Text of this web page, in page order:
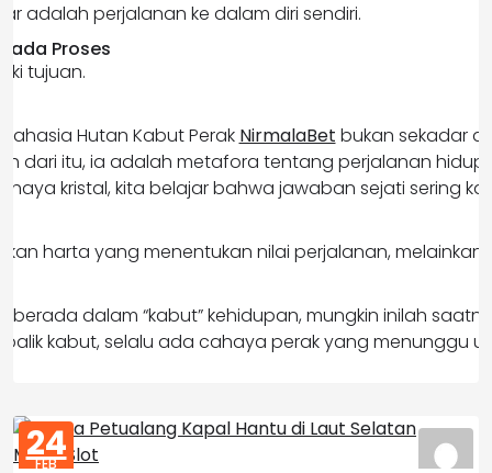
adalah perjalanan ke dalam diri sendiri.
Proses
tujuan.
Hutan Kabut Perak NirmalaBet bukan sekadar
dari itu, ia adalah metafora tentang perjalanan hidup
kristal, kita belajar bahwa jawaban sejati sering
harta yang menentukan nilai perjalanan,
berada dalam “kabut” kehidupan, mungkin inilah
kabut, selalu ada cahaya perak yang menunggu
24
FEB